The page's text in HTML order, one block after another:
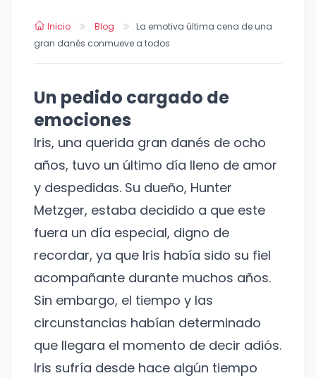
Inicio Blog
La emotiva última cena de una
gran danés conmueve a todos
Un pedido cargado de
emociones
Iris, una querida gran danés de ocho
años, tuvo un último día lleno de amor
y despedidas. Su dueño, Hunter
Metzger, estaba decidido a que este
fuera un día especial, digno de
recordar, ya que Iris había sido su fiel
acompañante durante muchos años.
Sin embargo, el tiempo y las
circunstancias habían determinado
que llegara el momento de decir adiós.
Iris sufría desde hace algún tiempo